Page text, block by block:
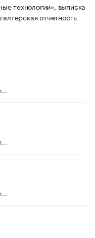
технологии», выписка
отчетность